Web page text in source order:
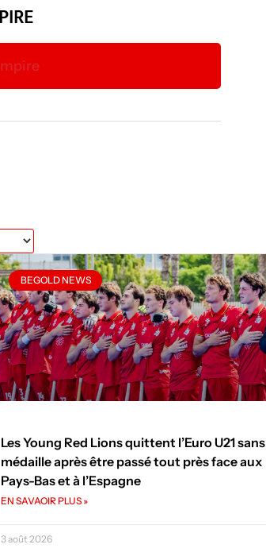
BEGOLD NEWS
Les Young Red Lions quittent l’Euro U21 sans
médaille après être passé tout près face aux
Pays-Bas et à l’Espagne
EN SAVAOIR PLUS »
3 août 2026